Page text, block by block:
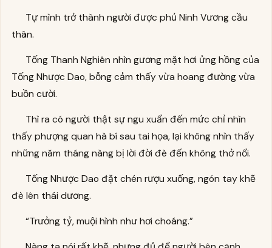
Tự mình trở thành người được phủ Ninh Vương cầu
thân.
Tống Thanh Nghiên nhìn gương mặt hơi ửng hồng của
Tống Nhược Dao, bỗng cảm thấy vừa hoang đường vừa
buồn cười.
Thì ra có người thật sự ngu xuẩn đến mức chỉ nhìn
thấy phượng quan hà bí sau tai họa, lại không nhìn thấy
những năm tháng nàng bị lời đời đè đến không thở nổi.
Tống Nhược Dao đặt chén rượu xuống, ngón tay khẽ
đè lên thái dương.
“Trưởng tỷ, muội hình như hơi choáng.”